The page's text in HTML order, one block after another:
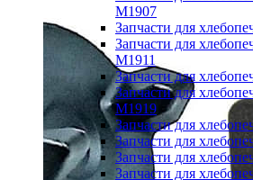
M1907
Запчасти для
Запчасти для
M1911
Запчасти для
Запчасти для
M1919
Запчасти для
Запчасти для
Запчасти для
Запчасти для